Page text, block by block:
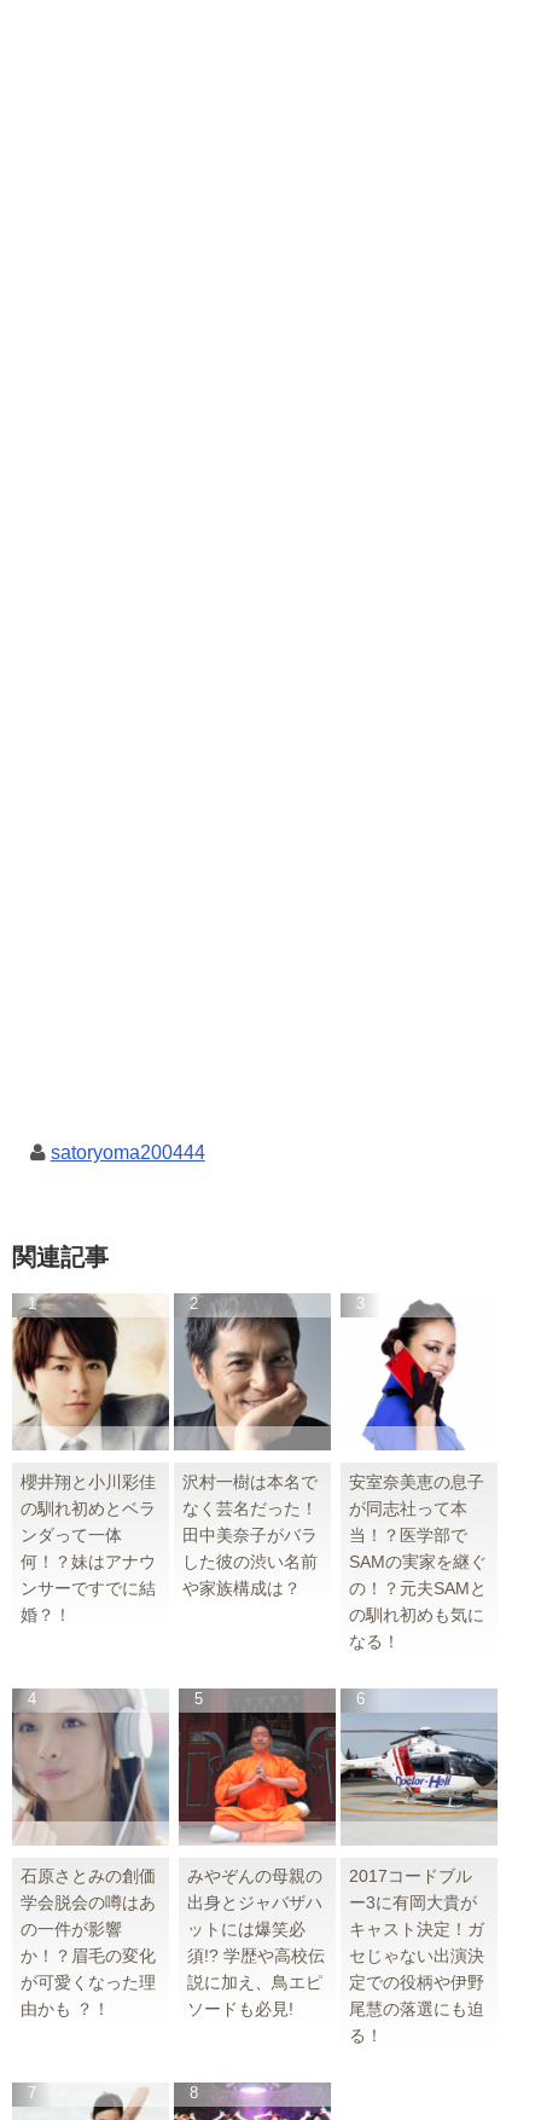
satoryoma200444
関連記事
櫻井翔と小川彩佳
の馴れ初めとベラ
ンダって一体
何！？妹はアナウ
ンサーですでに結
婚？！
沢村一樹は本名で
なく芸名だった！
田中美奈子がバラ
した彼の渋い名前
や家族構成は？
安室奈美恵の息子
が同志社って本
当！？医学部で
SAMの実家を継ぐ
の！？元夫SAMと
の馴れ初めも気に
なる！
石原さとみの創価
学会脱会の噂はあ
の一件が影響
か！？眉毛の変化
が可愛くなった理
由かも ？！
みやぞんの母親の
出身とジャバザハ
ットには爆笑必
須!? 学歴や高校伝
説に加え、鳥エピ
ソードも必見!
2017コードブル
ー3に有岡大貴が
キャスト決定！ガ
セじゃない出演決
定での役柄や伊野
尾慧の落選にも迫
る！